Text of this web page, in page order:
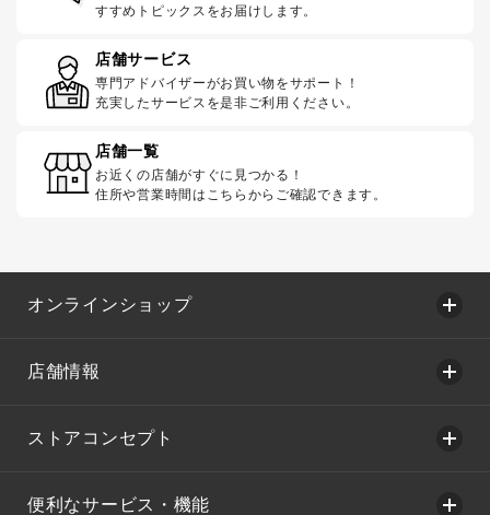
すすめトピックスをお届けします。
店舗サービス
専門アドバイザーがお買い物をサポート！
充実したサービスを是非ご利用ください。
店舗一覧
お近くの店舗がすぐに見つかる！
住所や営業時間はこちらからご確認できます。
オンラインショップ
店舗情報
ストアコンセプト
便利なサービス・機能